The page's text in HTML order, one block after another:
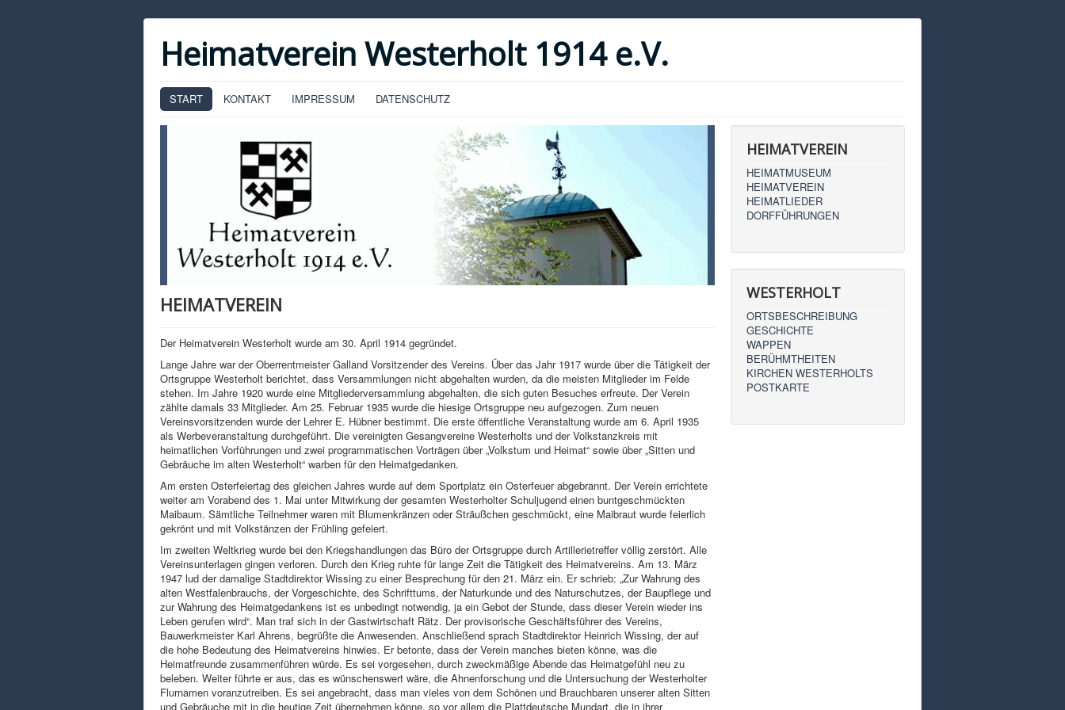
Heimatverein Westerholt 1914 e.V.
START KONTAKT IMPRESSUM DATENSCHUTZ
HEIMATVEREIN
Der Heimatverein Westerholt wurde am 30. April 1914 gegründet.
Lange Jahre war der Oberrentmeister Galland Vorsitzender des Vereins. Über das Jahr 1917 wurde über die Tätigkeit der
Ortsgruppe Westerholt berichtet, dass Versammlungen nicht abgehalten wurden, da die meisten Mitglieder im Felde
stehen. Im Jahre 1920 wurde eine Mitgliederversammlung abgehalten, die sich guten Besuches erfreute. Der Verein
zählte damals 33 Mitglieder. Am 25. Februar 1935 wurde die hiesige Ortsgruppe neu aufgezogen. Zum neuen
Vereinsvorsitzenden wurde der Lehrer E. Hübner bestimmt. Die erste öffentliche Veranstaltung wurde am 6. April 1935
als Werbeveranstaltung durchgeführt. Die vereinigten Gesangvereine Westerholts und der Volkstanzkreis mit
heimatlichen Vorführungen und zwei programmatischen Vorträgen über „Volkstum und Heimat“ sowie über „Sitten und
Gebräuche im alten Westerholt“ warben für den Heimatgedanken.
Am ersten Osterfeiertag des gleichen Jahres wurde auf dem Sportplatz ein Osterfeuer abgebrannt. Der Verein errichtete
weiter am Vorabend des 1. Mai unter Mitwirkung der gesamten Westerholter Schuljugend einen buntgeschmückten
Maibaum. Sämtliche Teilnehmer waren mit Blumenkränzen oder Sträußchen geschmückt, eine Maibraut wurde feierlich
gekrönt und mit Volkstänzen der Frühling gefeiert.
Im zweiten Weltkrieg wurde bei den Kriegshandlungen das Büro der Ortsgruppe durch Artillerietreffer völlig zerstört. Alle
Vereinsunterlagen gingen verloren. Durch den Krieg ruhte für lange Zeit die Tätigkeit des Heimatvereins. Am 13. März
1947 lud der damalige Stadtdirektor Wissing zu einer Besprechung für den 21. März ein. Er schrieb: „Zur Wahrung des
alten Westfalenbrauchs, der Vorgeschichte, des Schrifttums, der Naturkunde und des Naturschutzes, der Baupflege und
zur Wahrung des Heimatgedankens ist es unbedingt notwendig, ja ein Gebot der Stunde, dass dieser Verein wieder ins
Leben gerufen wird“. Man traf sich in der Gastwirtschaft Rätz. Der provisorische Geschäftsführer des Vereins,
Bauwerkmeister Karl Ahrens, begrüßte die Anwesenden. Anschließend sprach Stadtdirektor Heinrich Wissing, der auf
die hohe Bedeutung des Heimatvereins hinwies. Er betonte, dass der Verein manches bieten könne, was die
Heimatfreunde zusammenführen würde. Es sei vorgesehen, durch zweckmäßige Abende das Heimatgefühl neu zu
beleben. Weiter führte er aus, das es wünschenswert wäre, die Ahnenforschung und die Untersuchung der Westerholter
Flurnamen voranzutreiben. Es sei angebracht, dass man vieles von dem Schönen und Brauchbaren unserer alten Sitten
und Gebräuche mit in die heutige Zeit übernehmen könne, so vor allem die Plattdeutsche Mundart, die in ihrer
HEIMATVEREIN
HEIMATMUSEUM
HEIMATVEREIN
HEIMATLIEDER
DORFFÜHRUNGEN
WESTERHOLT
ORTSBESCHREIBUNG
GESCHICHTE
WAPPEN
BERÜHMTHEITEN
KIRCHEN WESTERHOLTS
POSTKARTE